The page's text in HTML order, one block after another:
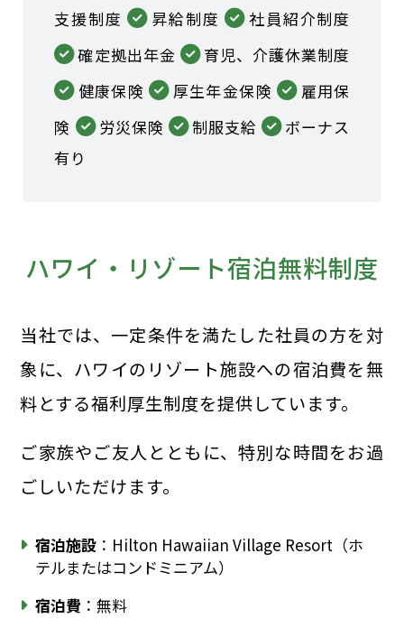
支援制度
昇給制度
社員紹介制度
確定拠出年金
育児、介護休業制度
健康保険
厚生年金保険
雇用保
険
労災保険 制服支給
ボーナス
有り
ハワイ・リゾート宿泊無料制度
当社では、一定条件を満たした社員の方を対
象に、ハワイのリゾート施設への宿泊費を無
料とする福利厚生制度を提供しています。
ご家族やご友人とともに、特別な時間をお過
ごしいただけます。
宿泊施設 ：Hilton Hawaiian Village Resort（ホ
テルまたはコンドミニアム）
宿泊費 ：無料